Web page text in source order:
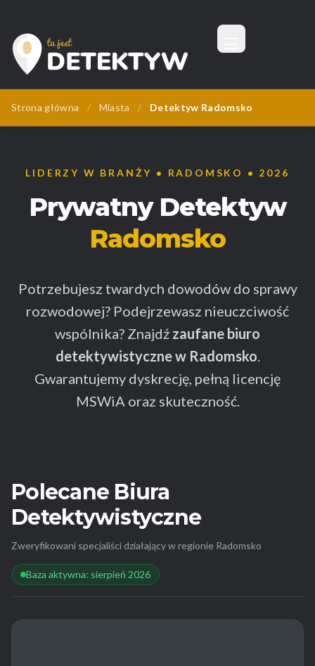
Tu Jest Detektyw
Menu
Strona główna / Miasta / Detektyw Radomsko
LIDERZY W BRANŻY • RADOMSKO • 2026
Prywatny Detektyw
Radomsko
Potrzebujesz twardych dowodów do sprawy
rozwodowej? Podejrzewasz nieuczciwość
wspólnika? Znajdź zaufane biuro
detektywistyczne w Radomsko.
Gwarantujemy dyskrecję, pełną licencję
MSWiA oraz skuteczność.
Polecane Biura
Detektywistyczne
Zweryfikowani specjaliści działający w regionie Radomsko
Baza aktywna: sierpień 2026